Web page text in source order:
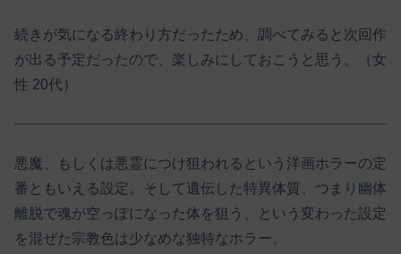
続きが気になる終わり方だったため、調べてみると次回作
が出る予定だったので、楽しみにしておこうと思う。（女
性 20代）
悪魔、もしくは悪霊につけ狙われるという洋画ホラーの定
番ともいえる設定。そして遺伝した特異体質、つまり幽体
離脱で魂が空っぽになった体を狙う、という変わった設定
を混ぜた宗教色は少なめな独特なホラー。